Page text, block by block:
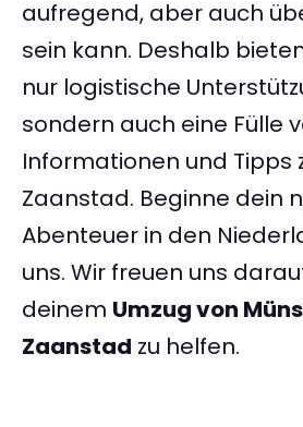
aufregend, aber auch
sein kann. Deshalb
nur logistische
sondern auch eine Fülle
Informationen und Tipps
Zaanstad. Beginne dein
Abenteuer in den
uns. Wir freuen uns
deinem Umzug von
Zaanstad zu helfen.